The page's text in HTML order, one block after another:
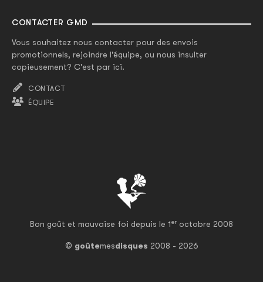
Bon goût et mauvaise foi depuis le 1er octobre 2008
© goûtemesdisques 2008 - 2026
CONTACTER GMD
Vous souhaitez nous contacter pour des envois
promotionnels, rejoindre l'équipe, ou nous insulter
copieusement? C'est par ici.
CONTACT
ÉQUIPE